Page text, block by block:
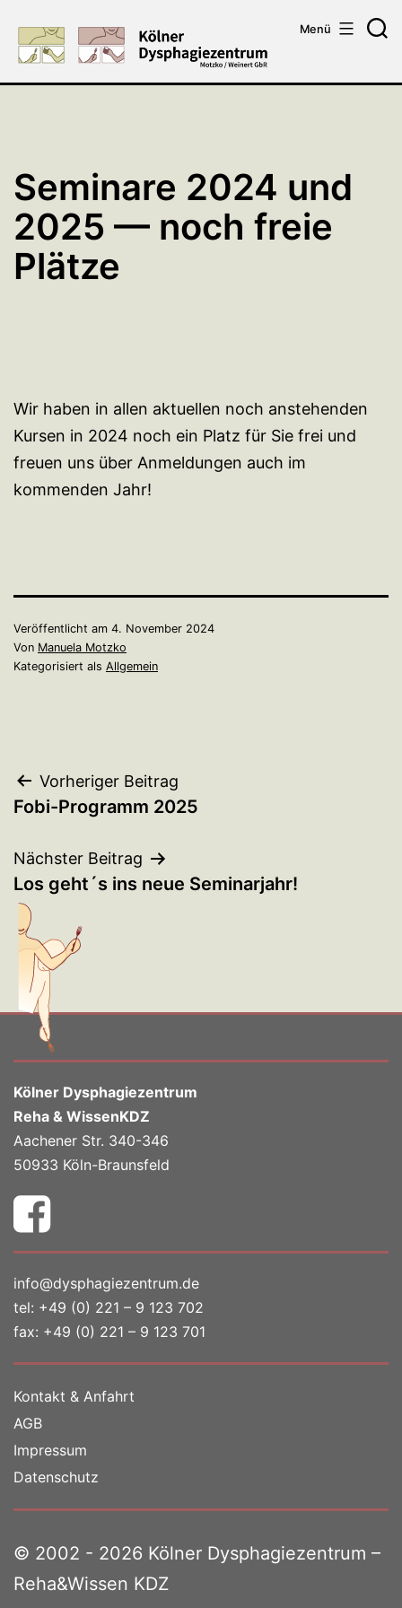
Inhalt
springen
Menü
Seminare 2024 und
2025 — noch freie
Plätze
Wir haben in allen aktuellen noch anstehenden
Kursen in 2024 noch ein Platz für Sie frei und
freuen uns über Anmeldungen auch im
kommenden Jahr!
Veröffentlicht am 4. November 2024
Von Manuela Motzko
Kategorisiert als Allgemein
Beitragsnavigation
Vorheriger Beitrag
Fobi-Programm 2025
Nächster Beitrag
Los geht´s ins neue Seminarjahr!
Kölner Dysphagiezentrum
Reha & WissenKDZ
Aachener Str. 340-346
50933 Köln-Braunsfeld
info@dysphagiezentrum.de
tel: +49 (0) 221 – 9 123 702
fax: +49 (0) 221 – 9 123 701
Kontakt & Anfahrt
AGB
Impressum
Datenschutz
© 2002 - 2026 Kölner Dysphagiezentrum –
Reha&Wissen KDZ